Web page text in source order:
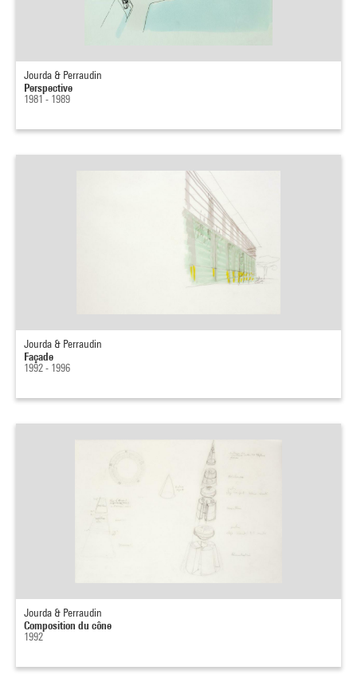
Jourda & Perraudin
Perspective
1981 - 1989
Jourda & Perraudin
Façade
1992 - 1996
Jourda & Perraudin
Composition du cône
1992